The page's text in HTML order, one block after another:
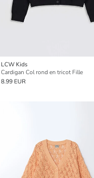
LCW Kids
Cardigan Col rond en tricot Fille
8.99 EUR